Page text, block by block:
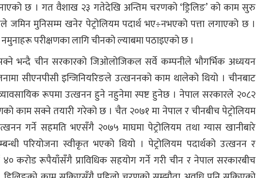
छ । गत वैशाख २३ गतेदेखि अन्तिम चरणको ‘ड्रिलिङ’ को काम सुरु
जमिन मुनिसम्म खनेर पेट्रोलियम पदार्थ भए÷नभएको पत्ता लगाएको छ ।
परीक्षणका लागि चीनको ल्याबमा पठाइएको छ ।
सक्ने भन्दै चीन सरकारको जिओलोजिकल सर्वे कम्पनीले भौगर्भिक अध्ययन
सीएनपीसी इन्जिनियरिङले उत्खननको काम थालेको थियो । चीनबाट
रूपमा उत्खनन हुने नहुनेमा स्पष्ट हुनेछ । नेपाल सरकारले २०८२
काम सक्ने तयारी गरेको छ । चैत २०७१ मा नेपाल र चीनबीच पेट्रोलियम
गर्ने सहमति भएसँगै २०७५ माघमा पेट्रोलियम तथा ग्यास खानीबारे
परियोजना स्वीकृत भएको थियो । पेट्रोलियम पदार्थको उत्खनन र
करोड रूपैयाँसँगै प्राविधिक सहयोग गर्ने गरी चीन र नेपाल सरकारबीच